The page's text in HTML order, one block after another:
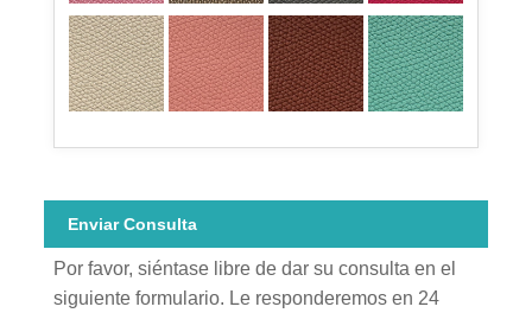
Enviar Consulta
Por favor, siéntase libre de dar su consulta en el
siguiente formulario. Le responderemos en 24